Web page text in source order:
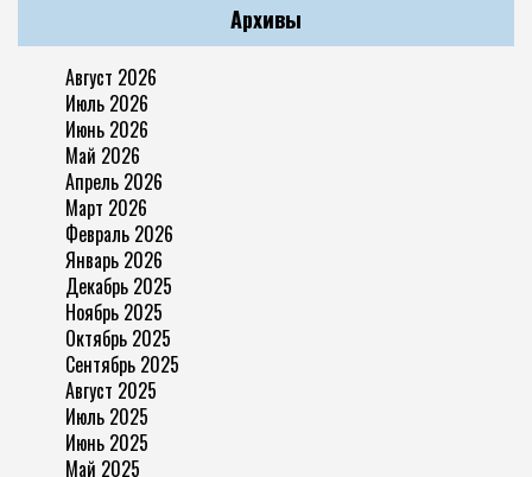
Архивы
Август 2026
Июль 2026
Июнь 2026
Май 2026
Апрель 2026
Март 2026
Февраль 2026
Январь 2026
Декабрь 2025
Ноябрь 2025
Октябрь 2025
Сентябрь 2025
Август 2025
Июль 2025
Июнь 2025
Май 2025